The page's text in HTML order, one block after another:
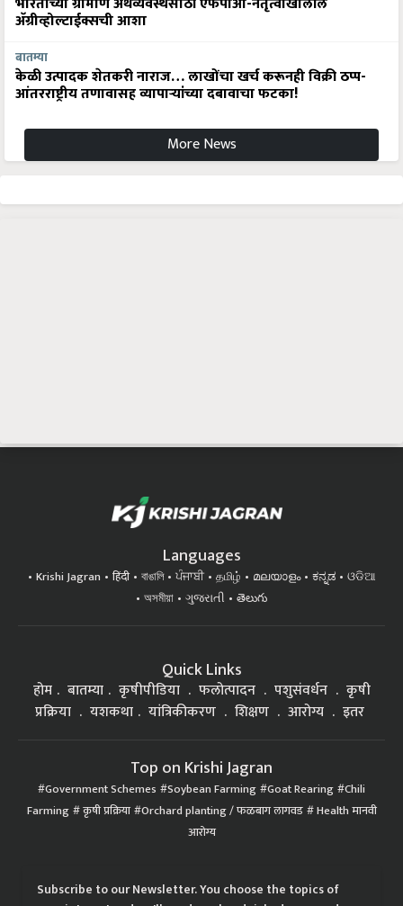
अ‍ॅग्रीव्होल्टाईक्सची आशा
बातम्या
केळी उत्पादक शेतकरी नाराज… लाखोंचा खर्च करूनही विक्री ठप्प-
आंतरराष्ट्रीय तणावासह व्यापाऱ्यांच्या दबावाचा फटका!
More News
Languages
Krishi Jagran हिंदी বাঙালি ਪੰਜਾਬੀ தமிழ் മലയാളം ಕನ್ನಡ
ଓଡିଆ
অসমীয়া
ગુજરાતી తెలుగు
Quick Links
होम बातम्या कृषीपीडिया फलोत्पादन पशुसंवर्धन
कृषी
प्रक्रिया
यशकथा यांत्रिकीकरण शिक्षण आरोग्य इतर
Top on Krishi Jagran
Government Schemes Soybean Farming Goat Rearing Chili
Farming कृषी प्रक्रिया Orchard planting / फळबाग लागवड Health मानवी
आरोग्य
Subscribe to our Newsletter. You choose the topics of